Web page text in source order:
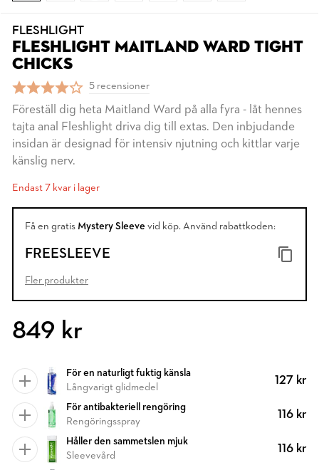
FLESHLIGHT
FLESHLIGHT MAITLAND WARD TIGHT
CHICKS
5 recensioner
Föreställ dig heta Maitland Ward på alla fyra - låt hennes
tajta anal Fleshlight driva dig till extas. Den inbjudande
insidan är designad för intensiv njutning och kittlar varje
känslig nerv.
Endast 7 kvar i lager
Få en gratis Mystery Sleeve vid köp. Använd rabattkoden:
FREESLEEVE
Fler produkter
849 kr
För en naturligt fuktig känsla
Långvarigt glidmedel
127 kr
För antibakteriell rengöring
Rengöringsspray
116 kr
Håller den sammetslen mjuk
Sleevevård
116 kr